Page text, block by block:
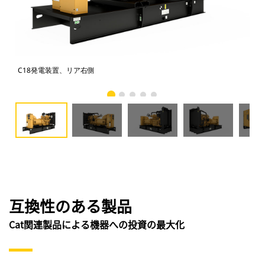
C18発電装置、リア右側
互換性のある製品
Cat関連製品による機器への投資の最大化